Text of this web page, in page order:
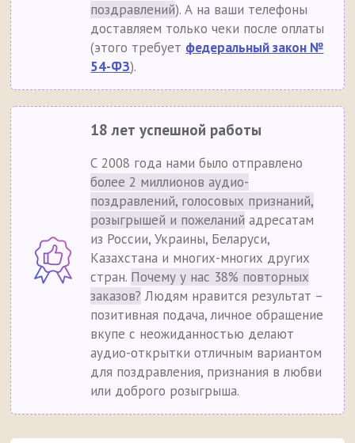
поздравлений). А на ваши телефоны
доставляем только чеки после оплаты
(этого требует федеральный закон №
54-ФЗ).
18 лет успешной работы
С 2008 года нами было отправлено
более 2 миллионов аудио-
поздравлений, голосовых признаний,
розыгрышей и пожеланий адресатам
из России, Украины, Беларуси,
Казахстана и многих-многих других
стран. Почему у нас 38% повторных
заказов? Людям нравится результат –
позитивная подача, личное обращение
вкупе с неожиданностью делают
аудио-открытки отличным вариантом
для поздравления, признания в любви
или доброго розыгрыша.